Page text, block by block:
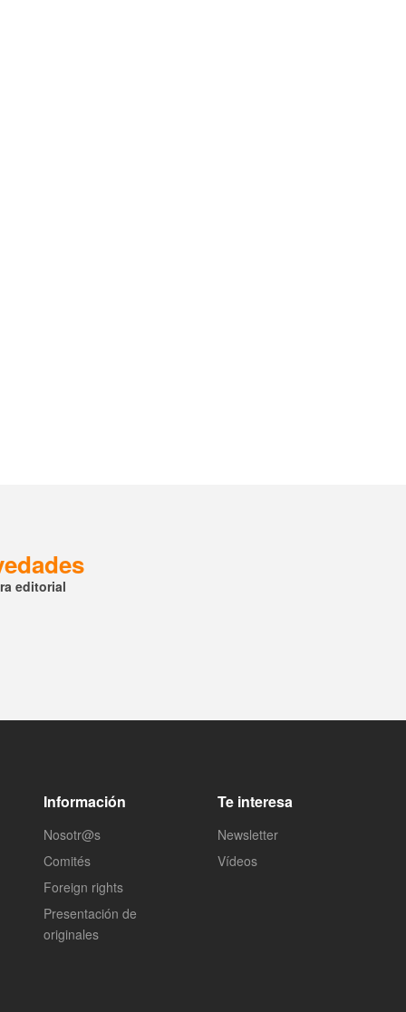
editorial
Información
Nosotr@s
Comités
Foreign rights
Presentación de
originales
Te interesa
Newsletter
Vídeos